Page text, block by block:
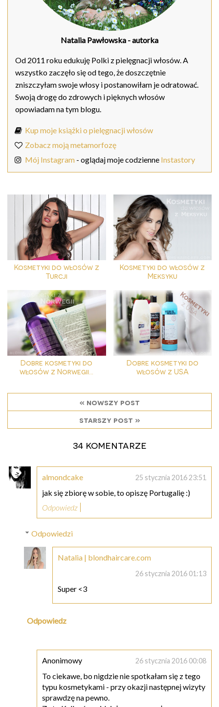
Natalia Pawłowska - autorka
Od 2011 roku edukuję Polki z pielęgnacji włosów. A
wszystko zaczęło się od tego, że doszczętnie
zniszczyłam swoje włosy i postanowiłam je odratować.
Swoją drogę do zdrowych i pięknych włosów
opowiadam na tym blogu.
Kup moje książki o pielęgnacji włosów
Zobacz moją metamorfozę
Mój Instagram - oglądaj moje codzienne Instastory
Kosmetyki do włosów z
Turcji
Kosmetyki do włosów z
Meksyku
Dobre kosmetyki do
włosów z Norwegii...
Dobre kosmetyki do
włosów z USA
« nowszy post
starszy post »
34 komentarze
almondcake 25 stycznia 2016 23:51
jak się zbiorę w sobie, to opiszę Portugalię :)
Odpowiedz
Odpowiedzi
Natalia | blondhaircare.com
26 stycznia 2016 01:13
Super <3
Odpowiedz
Anonimowy 26 stycznia 2016 00:08
To ciekawe, bo nigdzie nie spotkałam się z tego
typu kosmetykami - przy okazji następnej wizyty
sprawdzę na pewno.